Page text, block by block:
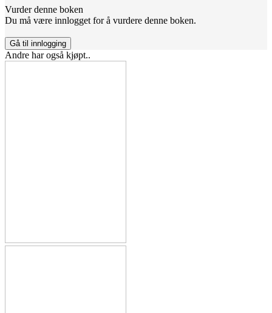
Vurder denne boken
Du må være innlogget for å vurdere denne boken.
Gå til innlogging
Andre har også kjøpt..